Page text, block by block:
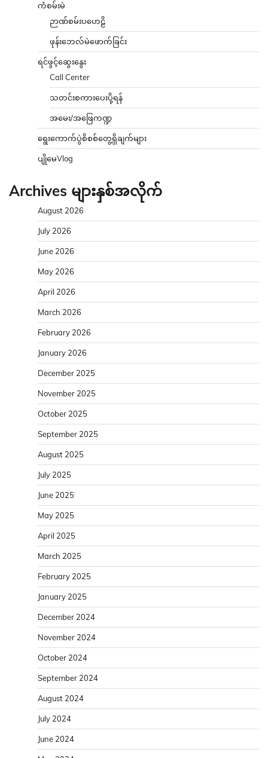
ကံစမ်းမဲ
ဉာဏ်စမ်းပဟေဠိ
ဖုန်းဘေလ်မဲဖောက်ခြင်း
ရင်ဖွင့်ဆွေးနွေး
Call Center
သတင်းစကားပေးပို့ရန်
အမေး/အဖြေကဏ္ဍ
ရွေးကောက်ပွဲစိစစ်တွေ့ရှိချက်များ
ပျိုမေVlog
Archives များနှစ်အလိုက်
August 2026
July 2026
June 2026
May 2026
April 2026
March 2026
February 2026
January 2026
December 2025
November 2025
October 2025
September 2025
August 2025
July 2025
June 2025
May 2025
April 2025
March 2025
February 2025
January 2025
December 2024
November 2024
October 2024
September 2024
August 2024
July 2024
June 2024